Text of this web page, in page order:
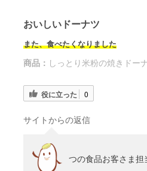
おいしいドーナツ
また、食べたくなりました
商品： しっとり米粉の焼きドー
役に立った 0
サイトからの返信
つの食品お客さま担